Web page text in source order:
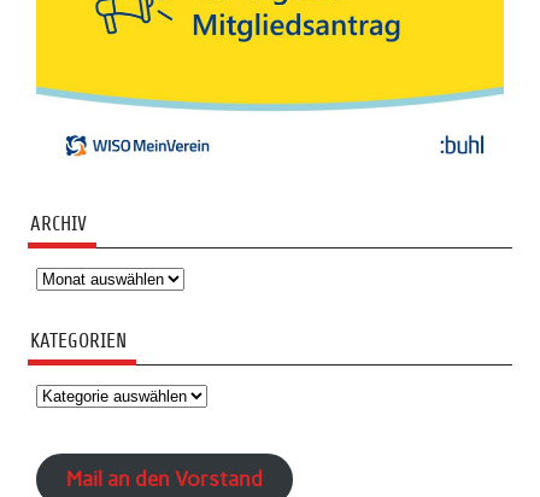
ARCHIV
Archiv
KATEGORIEN
Kategorien
Mail an den Vorstand